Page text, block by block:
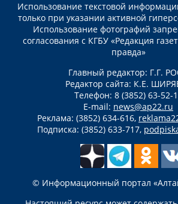
Использование текстовой
только при указании активной
Использование фотографий
согласования с КГБУ «Редакция
правда»
Главный редактор: Г.Г.
Редактор сайта: К.Е.
Телефон: 8 (3852) 63-52-
E-mail: news@ap22.ru
Реклама: (3852) 634-616,
Подписка: (3852) 633-717,
© Информационный портал